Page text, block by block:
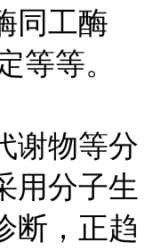
同工酶
等等。
谢物等分
用分子生
断，正趋